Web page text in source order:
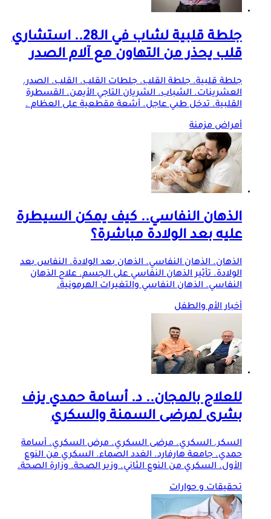
جلطة قلبية لشاب في الـ28.. استشاري
قلب يحذر من التهاون مع آلام الصدر
جلطة قلبية. جلطة القلب. جلطات القلب. القلب. الصدر.
العشرينات. الشباب. الشريان التاجي الأيمن. القسطرة
القلبية. تدخل طبي عاجل. أشعة مقطعية على العظام .
أمراض مزمنة
الذهان النفاسي.. كيف يمكن السيطرة
عليه بعد الولادة مباشرة؟
الذهان. الذهان النفاسي. الذهان بعد الولادة. النفاس بعد
الولادة. تأثير الذهان النفاسي على الجسم. علاج الذهان
النفاسي. الذهان النفاسي والتغيرات الهرمونية.
أخبار الأم والطفل
للعلاج بالمجان.. د. أسامة حمدي يزف
بشرى لمرضى السمنة والسكري
السكر. السكري. مرضى السكري. مرض السكري. أسامة
حمدي. جامعة هارفارد. الغدد الصماء. السكري من النوع
الأول. السكري من النوع الثاني. وزير الصحة. وزارة الصحة.
تحقيقات و حوارات